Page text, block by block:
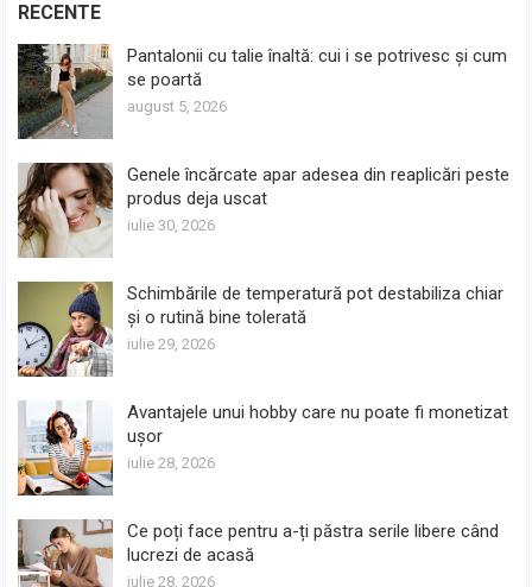
RECENTE
Pantalonii cu talie înaltă: cui i se potrivesc și cum
se poartă
august 5, 2026
Genele încărcate apar adesea din reaplicări peste
produs deja uscat
iulie 30, 2026
Schimbările de temperatură pot destabiliza chiar
și o rutină bine tolerată
iulie 29, 2026
Avantajele unui hobby care nu poate fi monetizat
ușor
iulie 28, 2026
Ce poți face pentru a-ți păstra serile libere când
lucrezi de acasă
iulie 28, 2026